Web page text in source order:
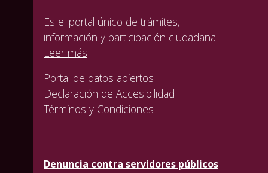
Es el portal único de trámites,
información y participación ciudadana.
Leer más
Portal de datos abiertos
Declaración de Accesibilidad
Términos y Condiciones
Denuncia contra servidores públicos